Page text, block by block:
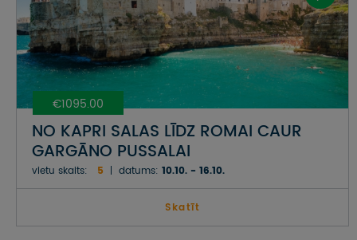
€1095.00
NO KAPRI SALAS LĪDZ ROMAI CAUR
GARGĀNO PUSSALAI
vietu skaits: 5 datums: 10.10. - 16.10.
Skatīt